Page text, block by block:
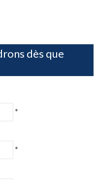
dès que
*
*